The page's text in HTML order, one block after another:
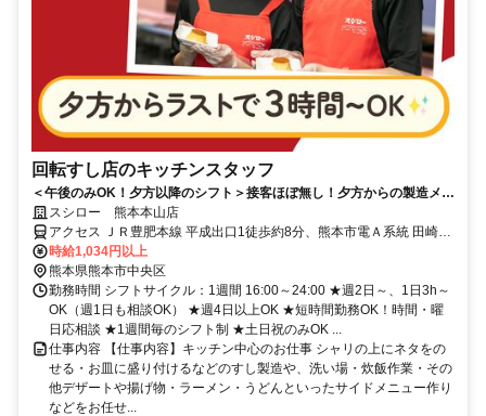
回転すし店のキッチンスタッフ
＜午後のみOK！夕方以降のシフト＞接客ほぼ無し！夕方からの製造メイ
ンでコツコツ働ける
スシロー 熊本本山店
アクセス ＪＲ豊肥本線 平成出口1徒歩約8分、熊本市電Ａ系統 田崎橋
徒歩約15分、ＪＲ豊肥本線 南熊本徒歩約16分
時給1,034円以上
熊本県熊本市中央区
勤務時間 シフトサイクル：1週間 16:00～24:00 ★週2日～、1日3h～
OK（週1日も相談OK） ★週4日以上OK ★短時間勤務OK！時間・曜
日応相談 ★1週間毎のシフト制 ★土日祝のみOK ...
仕事内容 【仕事内容】キッチン中心のお仕事 シャリの上にネタをの
せる・お皿に盛り付けるなどのすし製造や、洗い場・炊飯作業・その
他デザートや揚げ物・ラーメン・うどんといったサイドメニュー作り
などをお任せ...